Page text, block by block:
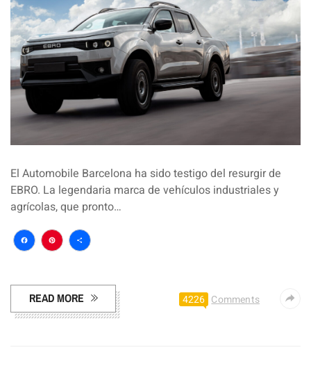
El Automobile Barcelona ha sido testigo del resurgir de
EBRO. La legendaria marca de vehículos industriales y
agrícolas, que pronto…
Facebook
Pinterest
Compartir
READ MORE 4226 Comments